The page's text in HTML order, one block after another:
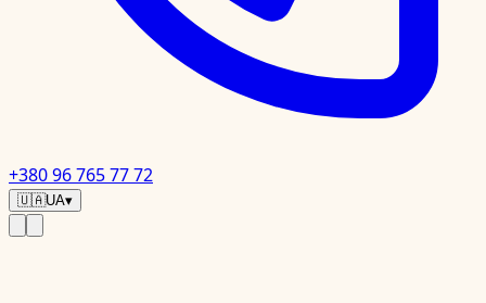
+380 96 765 77 72
🇺🇦UA▾